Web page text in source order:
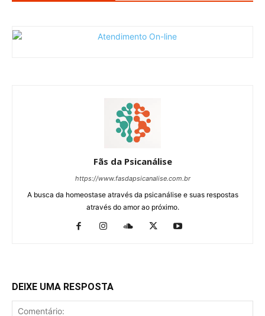
Fãs da Psicanálise
https://www.fasdapsicanalise.com.br
A busca da homeostase através da psicanálise e suas respostas
através do amor ao próximo.
DEIXE UMA RESPOSTA